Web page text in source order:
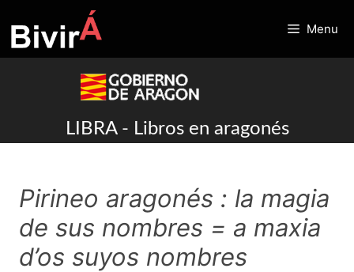
to
content
Menu
LIBRA - Libros en aragonés
Pirineo aragonés : la magia
de sus nombres = a maxia
d’os suyos nombres